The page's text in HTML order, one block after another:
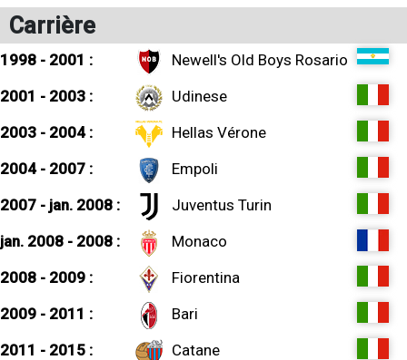
Carrière
1998 - 2001 :
Newell's Old Boys Rosario
2001 - 2003 :
Udinese
2003 - 2004 :
Hellas Vérone
2004 - 2007 :
Empoli
2007 - jan. 2008 :
Juventus Turin
jan. 2008 - 2008 :
Monaco
2008 - 2009 :
Fiorentina
2009 - 2011 :
Bari
2011 - 2015 :
Catane